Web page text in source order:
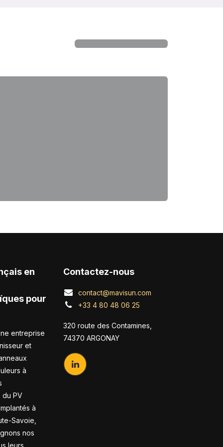
en
pour
entreprise
et
à
du PV
à
Savoie,
nos
Contactez-nous
contact@mavisun.com
+33 4 80 48 06 25
320 route des Contamines,
74370 ARGONAY